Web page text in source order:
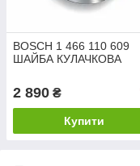
BOSCH 1 466 110 609
ШАЙБА КУЛАЧКОВА
2 890 ₴
Купити